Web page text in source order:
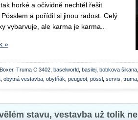
horké a očividně nechtěl řešit
a pořídil si jinou radost. Celý
vybarvuje, ale karma je karma..
»
, Truma C 3402 baselworld basilej bobkova šikana
obytná vestavba obytňák peugeot pössl servis truma
stavu, vestavba už tolik ne